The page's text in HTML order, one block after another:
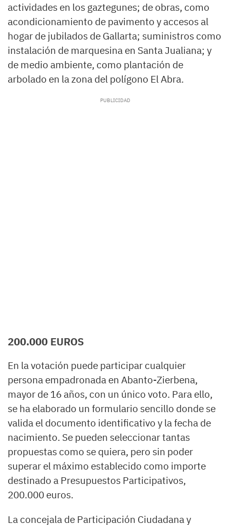
actividades en los gaztegunes; de obras, como
acondicionamiento de pavimento y accesos al
hogar de jubilados de Gallarta; suministros como
instalación de marquesina en Santa Jualiana; y
de medio ambiente, como plantación de
arbolado en la zona del polígono El Abra.
200.000 EUROS
En la votación puede participar cualquier
persona empadronada en Abanto-Zierbena,
mayor de 16 años, con un único voto. Para ello,
se ha elaborado un formulario sencillo donde se
valida el documento identificativo y la fecha de
nacimiento. Se pueden seleccionar tantas
propuestas como se quiera, pero sin poder
superar el máximo establecido como importe
destinado a Presupuestos Participativos,
200.000 euros.
La concejala de Participación Ciudadana y